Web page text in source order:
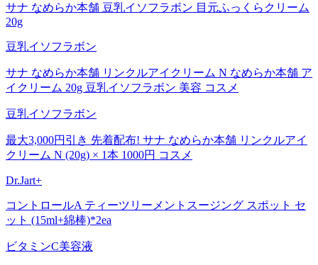
サナ なめらか本舗 豆乳イソフラボン 目元ふっくらクリーム
20g
豆乳イソフラボン
サナ なめらか本舗 リンクルアイクリーム N なめらか本舗 ア
イクリーム 20g 豆乳イソフラボン 美容 コスメ
豆乳イソフラボン
最大3,000円引き 先着配布! サナ なめらか本舗 リンクルアイ
クリーム N (20g) × 1本 1000円 コスメ
Dr.Jart+
コントロールA ティーツリーメントスージング スポット セ
ット (15ml+綿棒)*2ea
ビタミンC美容液